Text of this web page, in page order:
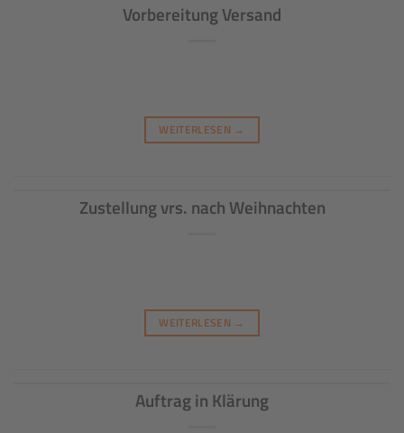
Vorbereitung Versand
WEITERLESEN →
Zustellung vrs. nach Weihnachten
WEITERLESEN →
Auftrag in Klärung